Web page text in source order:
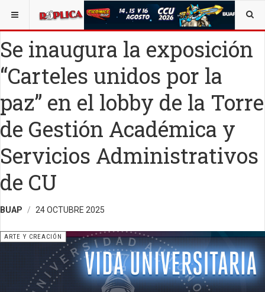
ESTÁ AQUÍ: ARTE
Se inaugura la exposición
“Carteles unidos por la
paz” en el lobby de la Torre
de Gestión Académica y
Servicios Administrativos
de CU
BUAP 24 OCTUBRE 2025
ARTE Y CREACIÓN